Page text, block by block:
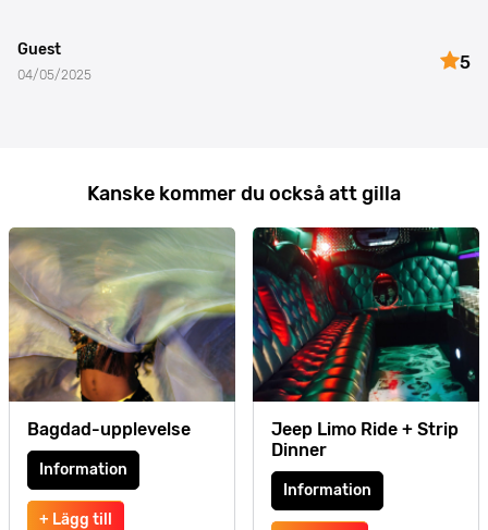
Guest
04/05/2025
5
Kanske kommer du också att gilla
Bagdad-upplevelse
Information
+ Lägg till
Jeep Limo Ride + Strip
Dinner
Information